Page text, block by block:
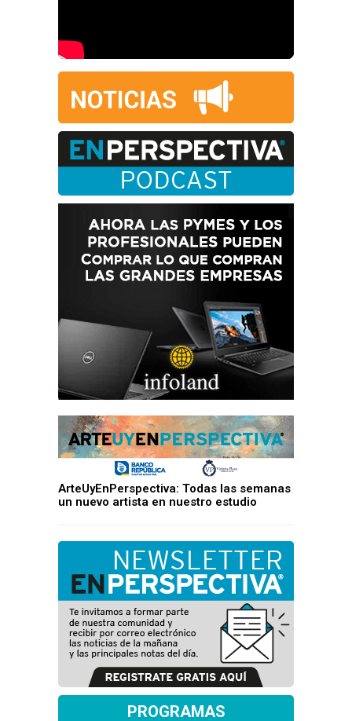
ArteUyEnPerspectiva: Todas las semanas
un nuevo artista en nuestro estudio
PROGRAMAS